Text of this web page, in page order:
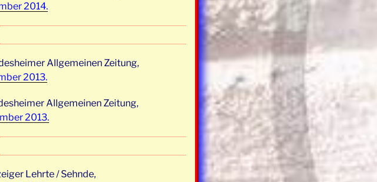
2014.
Allgemeinen Zeitung,
2013.
Allgemeinen Zeitung,
2013.
Lehrte / Sehnde,